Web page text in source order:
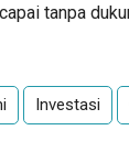
tanpa
Investasi